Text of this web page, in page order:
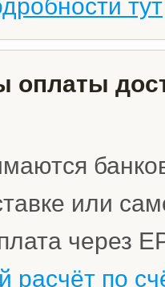
тут
оплаты
или
через
расчёт по